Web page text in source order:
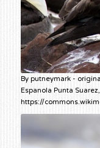
By putneymark -
Espanola Punta
https://